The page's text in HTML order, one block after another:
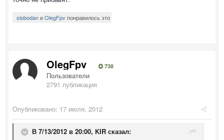
slobodanиOlegFpvпонравилось это
OlegFpv 738
Пользователи
2791 публикация
Опубликовано: 17 июля, 2012
В 7/13/2012 в 20:00, KIR сказал: